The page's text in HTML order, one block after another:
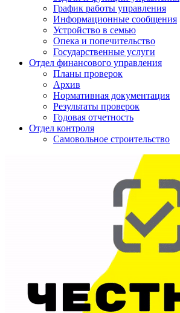
График работы управления
Информационные сообщения
Устройство в семью
Опека и попечительство
Государственные услуги
Отдел финансового управления
Планы проверок
Архив
Нормативная документация
Результаты проверок
Годовая отчетность
Отдел контроля
Самовольное строительство